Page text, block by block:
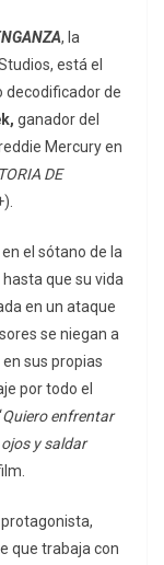
, la
está el
decodificador de
ganador del
Mercury en
DE
el sótano de la
que su vida
en un ataque
se niegan a
sus propias
por todo el
Quiero enfrentar
y saldar
que trabaja con